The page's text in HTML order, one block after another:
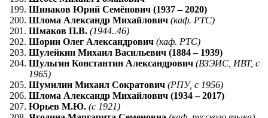
Шинаков Юрий Семёнович (1937 – 2020)
Шлома Александр Михайлович (каф. РТС)
Шмаков П.В. (1944..46)
Шорин Олег Александрович (каф. РТС)
Шулейкин Михаил Васильевич (1884 – 1939)
Шульгин Константин Александрович (ВЗЭИС, ИВТ, с
1965)
Шумилин Михаил Сократович (РПУ, с 1956)
Шлома Александр Михайлович (1934 – 2017)
Юрьев М.Ю. (с 1921)